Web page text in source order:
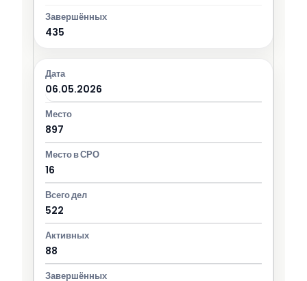
435
06.05.2026
897
16
522
88